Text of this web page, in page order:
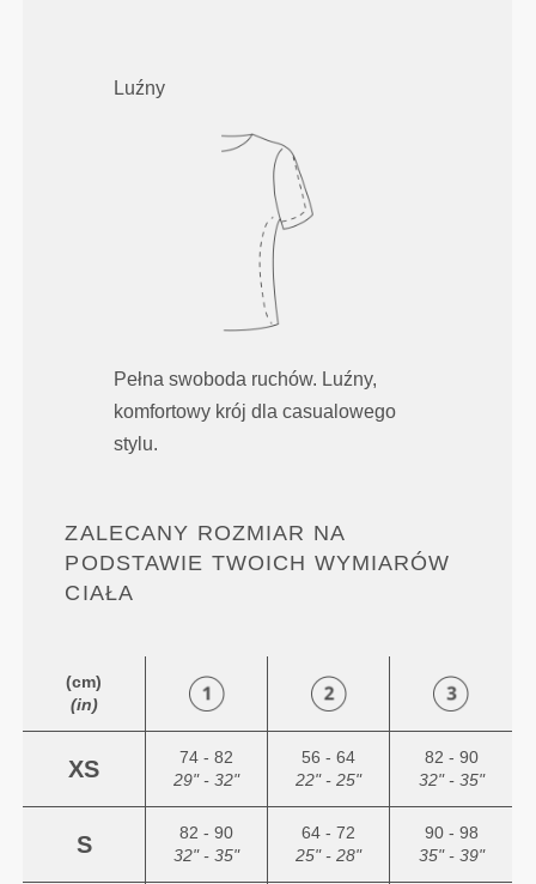
Luźny
Pełna swoboda ruchów. Luźny,
komfortowy krój dla casualowego
stylu.
ZALECANY ROZMIAR NA
PODSTAWIE TWOICH WYMIARÓW
CIAŁA
(cm)
(in)
XS
74 - 82
29" - 32"
56 - 64
22" - 25"
82 - 90
32" - 35"
S
82 - 90
32" - 35"
64 - 72
25" - 28"
90 - 98
35" - 39"